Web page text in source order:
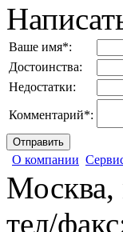
Ваше имя*:
Достоинства:
Недостатки:
Комментарий*:
О компании
Москва,
тел/